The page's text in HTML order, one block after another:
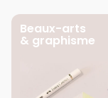
Beaux-arts
& graphisme